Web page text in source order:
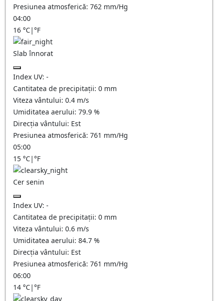
Presiunea atmosferică: 762 mm/Hg
04:00
16 °C|°F
Slab înnorat
Index UV: -
Cantitatea de precipitații: 0 mm
Viteza vântului: 0.4 m/s
Umiditatea aerului: 79.9 %
Direcția vântului: Est
Presiunea atmosferică: 761 mm/Hg
05:00
15 °C|°F
Cer senin
Index UV: -
Cantitatea de precipitații: 0 mm
Viteza vântului: 0.6 m/s
Umiditatea aerului: 84.7 %
Direcția vântului: Est
Presiunea atmosferică: 761 mm/Hg
06:00
14 °C|°F